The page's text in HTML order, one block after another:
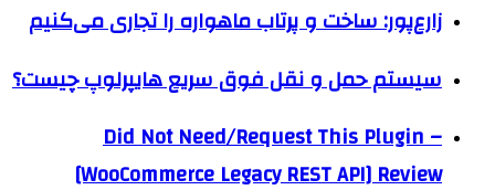
زارع‌پور: ساخت و پرتاب ماهواره را تجاری می‌کنیم
سیستم حمل و نقل فوق سریع هایپرلوپ چیست؟
Did Not Need/Request This Plugin –
[WooCommerce Legacy REST API] Review